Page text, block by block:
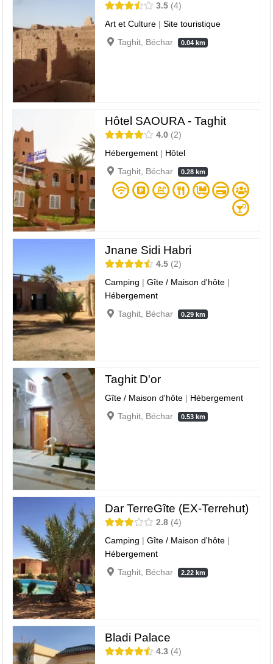
3.5 4
Art et Culture |Site touristique
Taghit, Béchar
0.04 km
Hôtel SAOURA - Taghit
4.0
2
Hébergement | Hôtel
Taghit, Béchar
0.28 km
Jnane Sidi Habri
4.5
2
Camping |Gîte / Maison d'hôte |
Hébergement
Taghit, Béchar
0.29 km
Taghit D'or
Gîte / Maison d'hôte | Hébergement
Taghit, Béchar
0.53 km
Dar TerreGîte (EX-Terrehut)
2.8 4
Camping |Gîte / Maison d'hôte |
Hébergement
Taghit, Béchar
2.22 km
Bladi Palace
4.3 4